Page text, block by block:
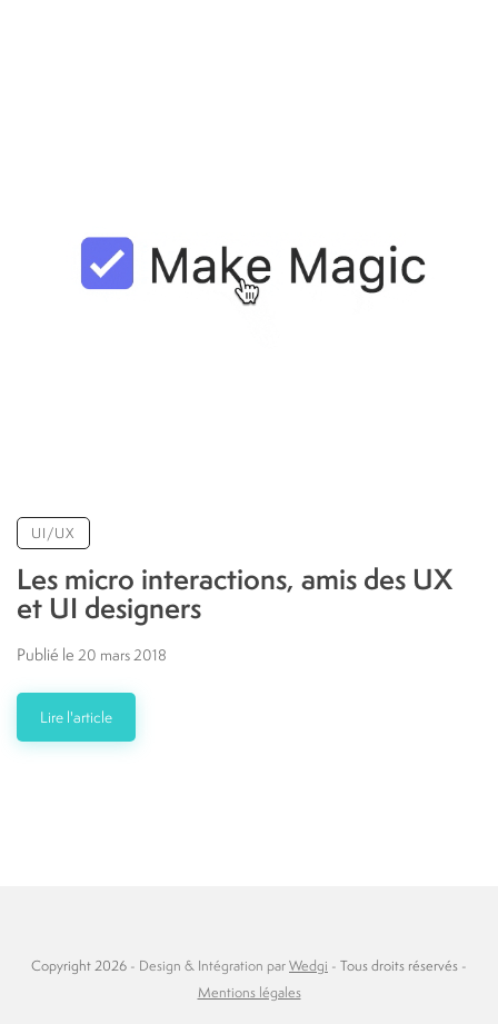
UI/UX
Les micro interactions, amis des UX
et UI designers
Publié le 20 mars 2018
Lire l'article
Copyright 2026 - Design & Intégration parWedgi - Tous droits réservés -
Mentions légales